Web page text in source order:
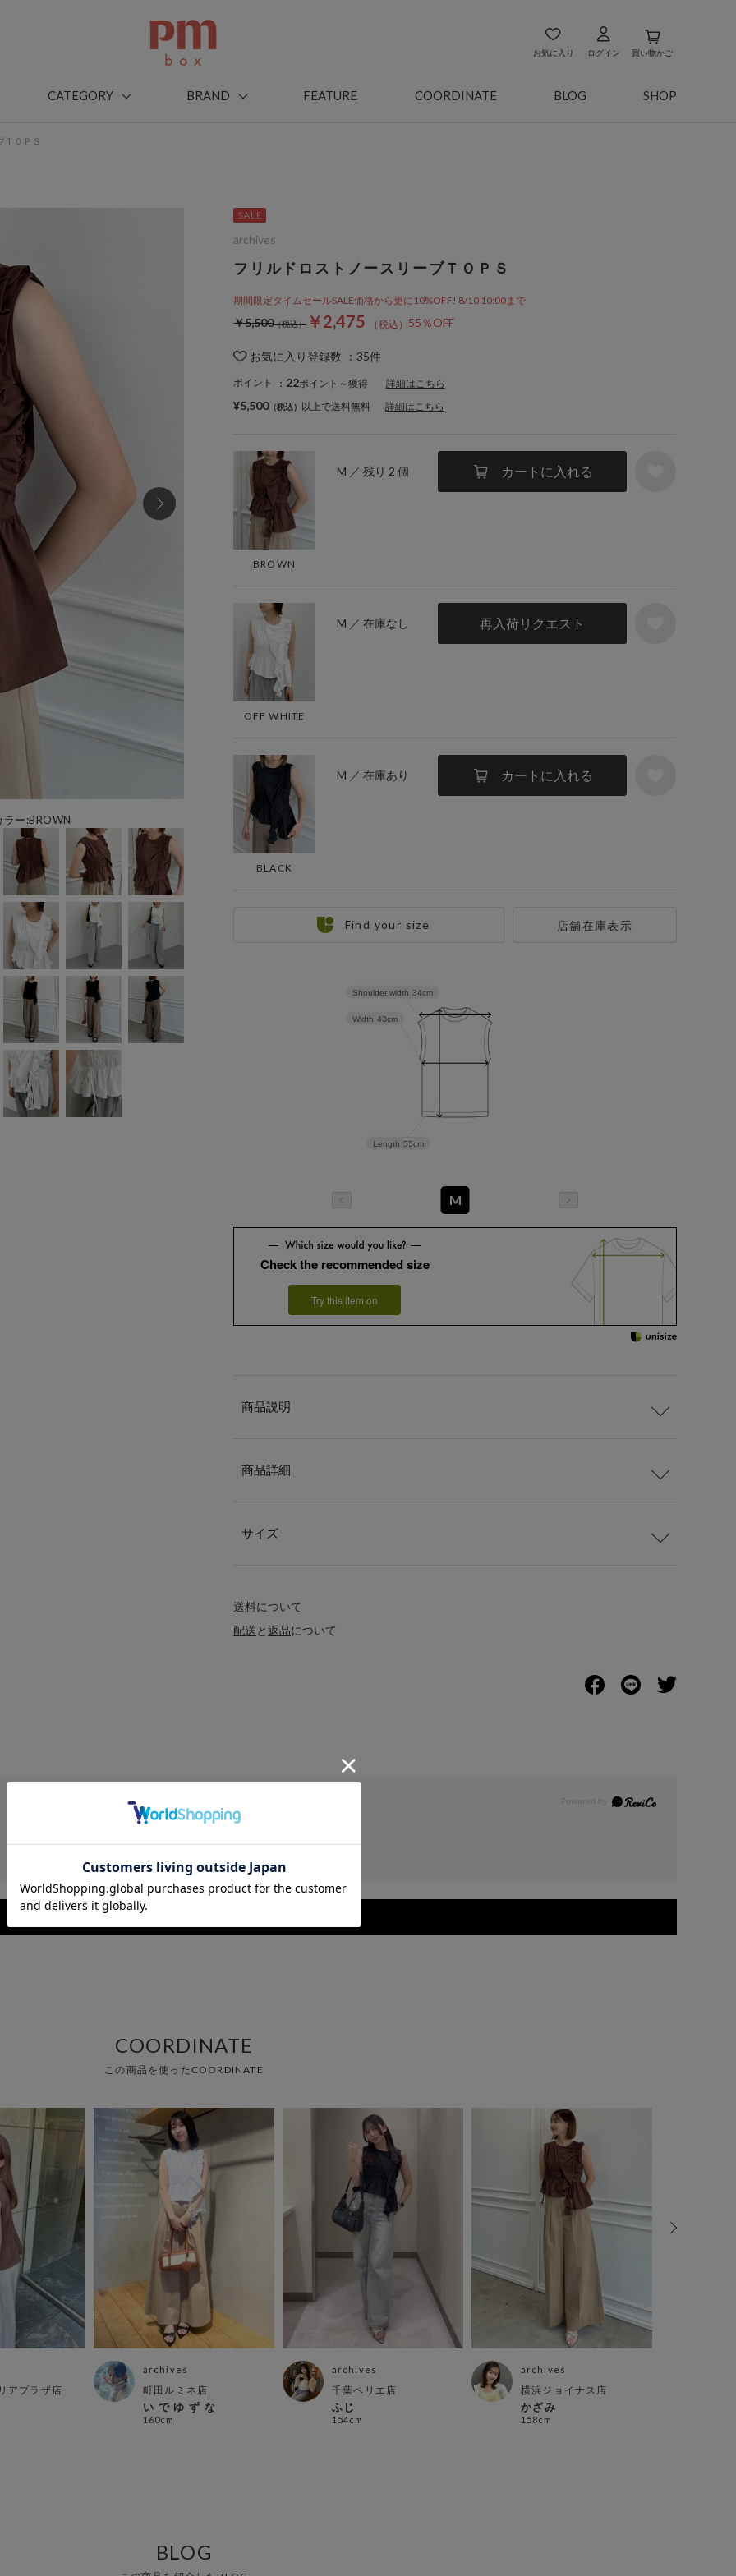
お気に入り ログイン 買い物かご
CATEGORY BRAND FEATURE COORDINATE BLOG SHOP
ＴＯＰＳ
ー:BROWN
フリルドロストノースリーブＴＯＰＳ
期間限定タイムセールSALE価格から更に10%OFF! 8/10 10:00まで
￥2,475 55％OFF
￥5,500
お気に入り登録数 ：35件
ポイント ： 22ポイント～獲得 詳細はこちら
BROWN
M ／ 残り 2 個 カートに入れる
OFF WHITE
M ／ 在庫なし 再入荷リクエスト
BLACK
M ／ 在庫あり カートに入れる
店舗在庫表示
archives
¥5,500 以上で送料無料 詳細はこちら
Find your size
Length 55cm
Width 43cm
Shoulder width 34cm
M
Check the recommended size
Try this item on
商品説明
商品詳細
サイズ
送料について
配送と返品について
レビューを見る
COORDINATE
この商品を使ったCOORDINATE
アプラザ店
archives
町田ルミネ店
い で ゆ ず な
160cm
archives
千葉ペリエ店
ふじ
154cm
archives
横浜ジョイナス店
かざみ
158cm
BLOG